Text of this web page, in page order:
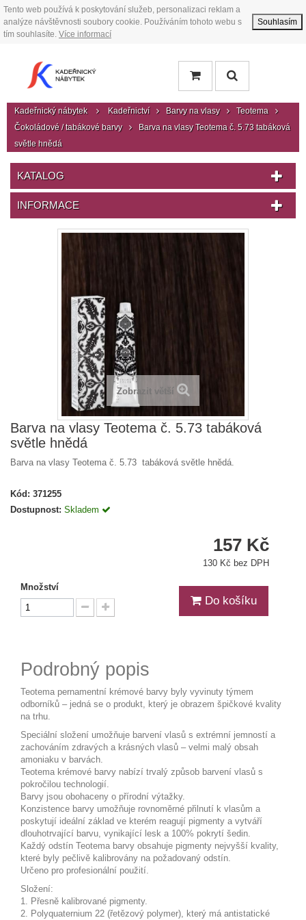
Tento web používá k poskytování služeb, personalizaci reklam a
analýze návštěvnosti soubory cookie. Používáním tohoto webu s
tím souhlasíte. Více informací
Souhlasím
Kadeřnický nábytek Kadeřnictví Barvy na vlasy
Teotema
Čokoládové / tabákové barvy
Barva na vlasy Teotema č. 5.73 tabáková
světle hnědá
KATALOG
INFORMACE
Zobrazit větší
Barva na vlasy Teotema č. 5.73 tabáková
světle hnědá
Barva na vlasy Teotema č. 5.73 tabáková světle hnědá.
Kód: 371255
Dostupnost: Skladem
157 Kč
130 Kč bez DPH
Množství
Do košíku
Podrobný popis
Teotema pernamentní krémové barvy byly vyvinuty týmem
odborníků – jedná se o produkt, který je obrazem špičkové kvality
na trhu.
Speciální složení umožňuje barvení vlasů s extrémní jemností a
zachováním zdravých a krásných vlasů – velmi malý obsah
amoniaku v barvách.
Teotema krémové barvy nabízí trvalý způsob barvení vlasů s
pokročilou technologií.
Barvy jsou obohaceny o přírodní výtažky.
Konzistence barvy umožňuje rovnoměrné přilnutí k vlasům a
poskytují ideální základ ve kterém reagují pigmenty a vytváří
dlouhotrvající barvu, vynikající lesk a 100% pokrytí šedin.
Každý odstín Teotema barvy obsahuje pigmenty nejvyšší kvality,
které byly pečlivě kalibrovány na požadovaný odstín.
Určeno pro profesionální použití.
Složení:
1. Přesně kalibrované pigmenty.
2. Polyquaternium 22 (řetězový polymer), který má antistatické